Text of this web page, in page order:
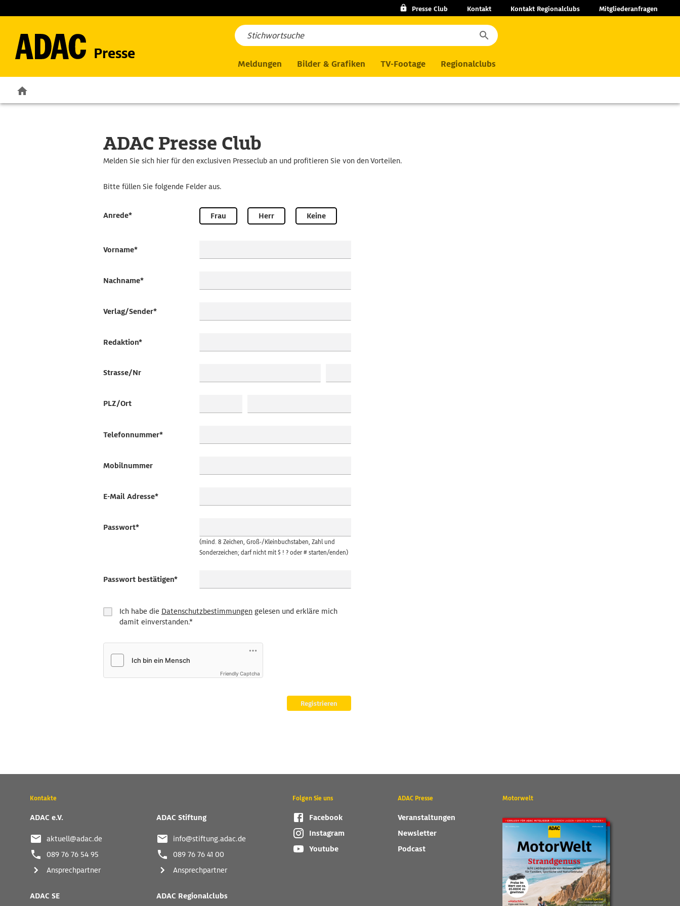
Presse Club Kontakt Kontakt Regionalclubs Mitgliederanfragen
Presse
Meldungen Bilder & Grafiken TV-Footage Regionalclubs
ADAC Presse Club
Melden Sie sich hier für den exclusiven Presseclub an und profitieren Sie von den Vorteilen.
Bitte füllen Sie folgende Felder aus.
Anrede* Frau Herr Keine
Vorname*
Nachname*
Verlag/Sender*
Redaktion*
Strasse/Nr
PLZ/Ort
Telefonnummer*
Mobilnummer
E-Mail Adresse*
Passwort*
(mind. 8 Zeichen, Groß-/Kleinbuchstaben, Zahl und
Sonderzeichen; darf nicht mit $ ! ? oder # starten/enden)
Passwort bestätigen*
Ich habe die Datenschutzbestimmungen gelesen und erkläre mich
damit einverstanden.*
Friendly Captcha
Registrieren
Wichtige
und
Links
Kontakte
ADAC e.V.
aktuell@adac.de
089 76 76 54 95
Ansprechpartner
ADAC Stiftung
info@stiftung.adac.de
089 76 76 41 00
Ansprechpartner
ADAC SE ADAC Regionalclubs
Folgen Sie uns
Facebook
Instagram
Youtube
ADAC Presse
Veranstaltungen
Newsletter
Podcast
Motorwelt